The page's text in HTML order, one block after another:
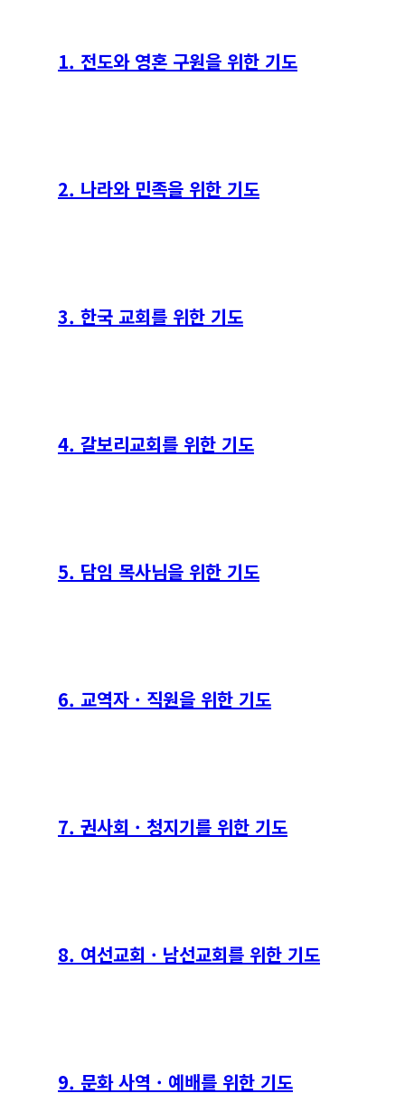
1. 전도와 영혼 구원을 위한 기도
2. 나라와 민족을 위한 기도
3. 한국 교회를 위한 기도
4. 갈보리교회를 위한 기도
5. 담임 목사님을 위한 기도
6. 교역자 · 직원을 위한 기도
7. 권사회 · 청지기를 위한 기도
8. 여선교회 · 남선교회를 위한 기도
9. 문화 사역 · 예배를 위한 기도